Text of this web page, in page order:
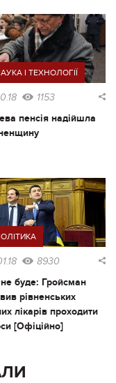
І ТЕХНОЛОГІЇ
1153
пенсія надійшла
8930
не буде: Гройсман
рівненських
лікарів проходити
[Офіційно]